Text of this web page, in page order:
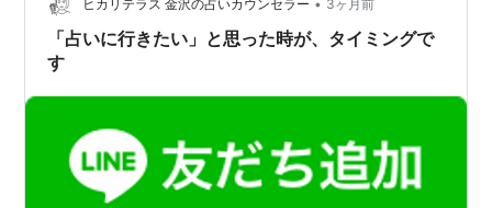
ヒカリテラス 金沢の占いカウンセラー • 3ヶ月前
「占いに行きたい」と思った時が、タイミングで
す